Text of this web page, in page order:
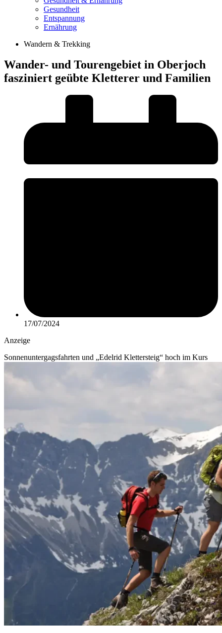
Gesundheit
Entspannung
Ernährung
Wandern & Trekking
Wander- und Tourengebiet in Oberjoch
fasziniert geübte Kletterer und Familien
17/07/2024
Anzeige
Sonnenuntergagsfahrten und „Edelrid Klettersteig“ hoch im Kurs